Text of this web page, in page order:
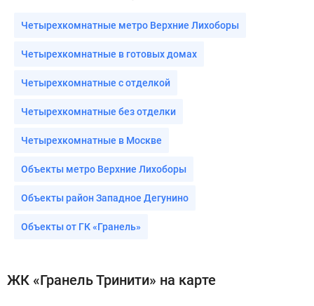
Четырехкомнатные метро Верхние Лихоборы
Четырехкомнатные в готовых домах
Четырехкомнатные с отделкой
Четырехкомнатные без отделки
Четырехкомнатные в Москве
Объекты метро Верхние Лихоборы
Объекты район Западное Дегунино
Объекты от ГК «Гранель»
ЖК «Гранель Тринити» на карте